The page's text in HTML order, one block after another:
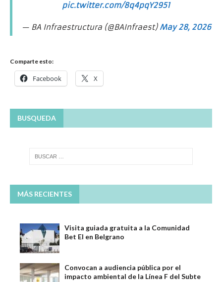
pic.twitter.com/8q4pqY2951
— BA Infraestructura (@BAInfraest) May 28, 2026
Comparte esto:
Facebook X
BUSQUEDA
MÁS RECIENTES
Visita guiada gratuita a la Comunidad
Bet El en Belgrano
Convocan a audiencia pública por el
impacto ambiental de la Línea F del Subte